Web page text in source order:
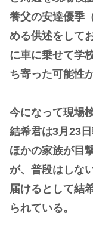
養父の安達優季
める供述をして
に車に乗せて学
ち寄った可能性
今になって現場
結希君は3月23
ほかの家族が目
が、普段はしな
届けるとして結
られている。